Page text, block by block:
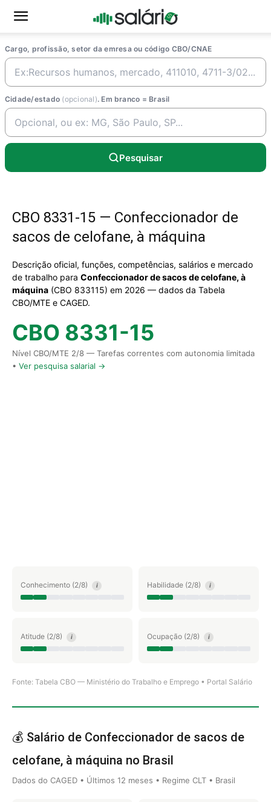
Cargo, profissão, setor da emresa ou código CBO/CNAE
Cidade/estado (opcional). Em branco = Brasil
Pesquisar
CBO 8331-15 — Confeccionador de
sacos de celofane, à máquina
Descrição oficial, funções, competências, salários e mercado
de trabalho para Confeccionador de sacos de celofane, à
máquina (CBO 833115) em 2026 — dados da Tabela
CBO/MTE e CAGED.
CBO 8331-15
Nível CBO/MTE 2/8 — Tarefas correntes com autonomia limitada
• Ver pesquisa salarial →
Conhecimento (2/8) i Habilidade (2/8) i
Atitude (2/8) i Ocupação (2/8) i
Fonte: Tabela CBO — Ministério do Trabalho e Emprego • Portal Salário
💰 Salário de Confeccionador de sacos de
celofane, à máquina no Brasil
Dados do CAGED • Últimos 12 meses • Regime CLT • Brasil